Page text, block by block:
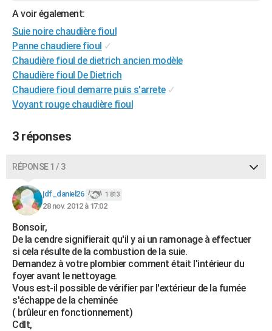
Destinations
City break
Voyage nature
Voyage de noces
Forum
Climat
+
GUIDES D'ACHAT
BONS PLANS
CARTE DE VOEUX
Dictionnaire
Biographies
Citations
Expressions
Proverbes
PROGRAMME TV
COPAINS D'AVANT
S'inscrire
Se connecter
Lycées
Collèges
Primaires
Universités
Entreprises
Service militaire
Avis de recherche
AVIS DE DÉCÈS
Bricolage
Lifestyle
Culture
Sport
Auto
Television
Voyage
Cinema
A voir également:
Suie noire chaudière fioul
Panne chaudiere fioul ✓
Chaudière fioul de dietrich ancien modèle
Chaudière fioul De Dietrich
Chaudiere fioul demarre puis s'arrete ✓
Voyant rouge chaudière fioul
3 réponses
RÉPONSE 1 / 3
jdf_daniel26 1 813
28 nov. 2012 à 17:02
Bonsoir,
De la cendre signifierait qu'il y ai un ramonage à effectuer
si cela résulte de la combustion de la suie.
Demandez à votre plombier comment était l'intérieur du
foyer avant le nettoyage.
Vous est-il possible de vérifier par l'extérieur de la fumée
s'échappe de la cheminée
( brûleur en fonctionnement)
Cdlt,